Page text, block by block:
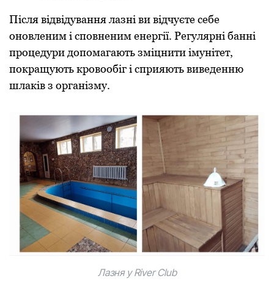
Після відвідування лазні ви відчуєте себе
оновленим і сповненим енергії. Регулярні банні
процедури допомагають зміцнити імунітет,
покращують кровообіг і сприяють виведенню
шлаків з організму.
Лазня у River Club